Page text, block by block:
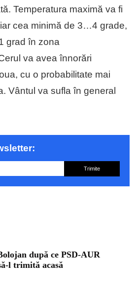
Temperatura maximă va fi
cea minimă de 3…4 grade,
grad în zona
va avea înnorări
cu o probabilitate mai
Vântul va sufla în general
Trimite
după ce PSD-AUR
l trimită acasă